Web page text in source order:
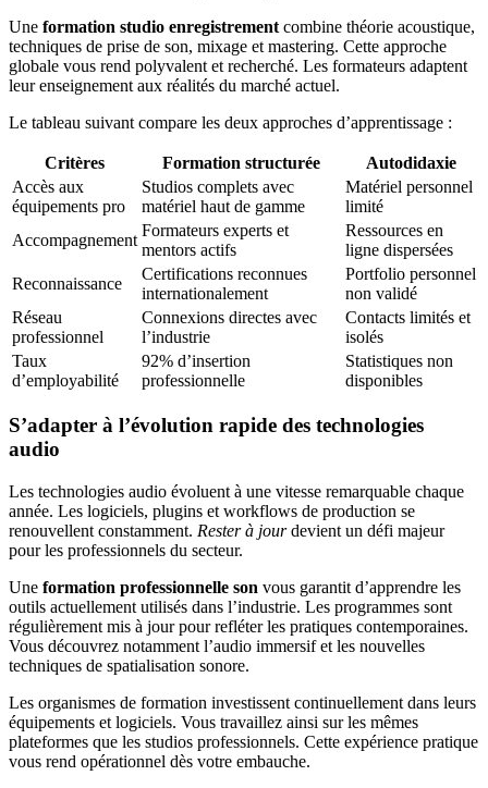
Une formation studio enregistrement combine théorie acoustique,
techniques de prise de son, mixage et mastering. Cette approche
globale vous rend polyvalent et recherché. Les formateurs adaptent
leur enseignement aux réalités du marché actuel.
Le tableau suivant compare les deux approches d’apprentissage :
Critères Formation structurée
Autodidaxie
Accès aux
équipements pro
Studios complets avec
matériel haut de gamme
Matériel personnel
limité
Accompagnement
Formateurs experts et
mentors actifs
Ressources en
ligne dispersées
Reconnaissance
Certifications reconnues
internationalement
Portfolio personnel
non validé
Réseau
professionnel
Connexions directes avec
l’industrie
Contacts limités et
isolés
Taux
d’employabilité
92% d’insertion
professionnelle
Statistiques non
disponibles
S’adapter à l’évolution rapide des technologies
audio
Les technologies audio évoluent à une vitesse remarquable chaque
année. Les logiciels, plugins et workflows de production se
renouvellent constamment. Rester à jourdevient un défi majeur
pour les professionnels du secteur.
Une formation professionnelle son vous garantit d’apprendre les
outils actuellement utilisés dans l’industrie. Les programmes sont
régulièrement mis à jour pour refléter les pratiques contemporaines.
Vous découvrez notamment l’audio immersif et les nouvelles
techniques de spatialisation sonore.
Les organismes de formation investissent continuellement dans leurs
équipements et logiciels. Vous travaillez ainsi sur les mêmes
plateformes que les studios professionnels. Cette expérience pratique
vous rend opérationnel dès votre embauche.